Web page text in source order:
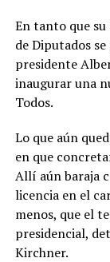
En tanto que
de Diputados
presidente
inaugurar una
Todos.
Lo que aún
en que
Allí aún baraja
licencia en el
menos, que el
presidencial,
Kirchner.